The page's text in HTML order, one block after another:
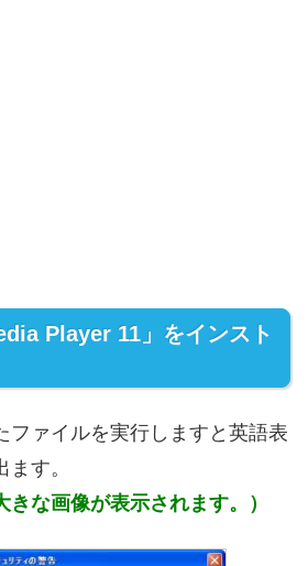
Player 11」をインスト
ファイルを実行しますと英語表
す。
きな画像が表示されます。）